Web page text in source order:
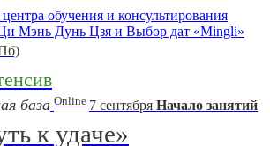
обучения и консультирования
Мэнь Дунь Цзя и Выбор дат «Mingli»
база Online 7 сентября Начало занятий
к удаче»